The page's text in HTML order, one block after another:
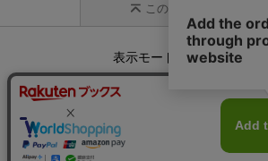
このページの先頭に戻る
表示モード モバイル
企業情報 個人情報保護方針